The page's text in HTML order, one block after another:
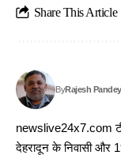
Share This Article
ByRajesh Pandey
newslive24x7.com
देहरादून के निवासी और